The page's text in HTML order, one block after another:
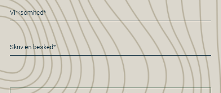
Virksomhed*
*
Besked
*